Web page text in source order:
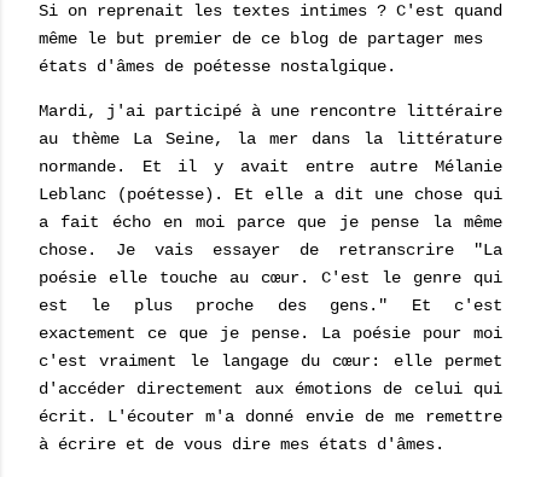
Si on reprenait les textes intimes ? C'est quand
même le but premier de ce blog de partager mes
états d'âmes de poétesse nostalgique.
Mardi, j'ai participé à une rencontre littéraire
au thème La Seine, la mer dans la littérature
normande. Et il y avait entre autre Mélanie
Leblanc (poétesse). Et elle a dit une chose qui
a fait écho en moi parce que je pense la même
chose. Je vais essayer de retranscrire "La
poésie elle touche au cœur. C'est le genre qui
est le plus proche des gens." Et c'est
exactement ce que je pense. La poésie pour moi
c'est vraiment le langage du cœur: elle permet
d'accéder directement aux émotions de celui qui
écrit. L'écouter m'a donné envie de me remettre
à écrire et de vous dire mes états d'âmes.